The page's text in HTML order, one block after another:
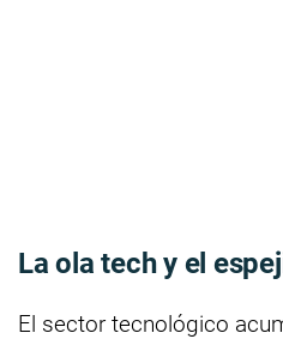
La ola tech y el
El sector tecnológico